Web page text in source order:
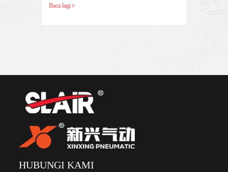
Baca lagi
HUBUNGI KAMI